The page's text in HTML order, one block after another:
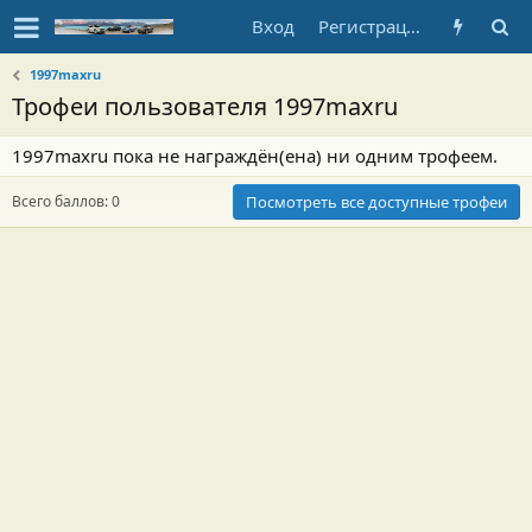
Вход Регистрация
1997maxru
Трофеи пользователя 1997maxru
1997maxru пока не награждён(ена) ни одним трофеем.
Всего баллов: 0 Посмотреть все доступные трофеи